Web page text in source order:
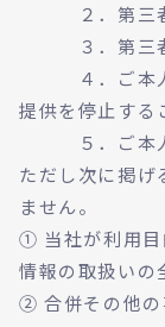
２．第三者
３．第三者
４．ご本人
提供を停止する
５．ご本人
ただし次に掲げ
ません。
① 当社が利用目
情報の取扱いの
② 合併その他の